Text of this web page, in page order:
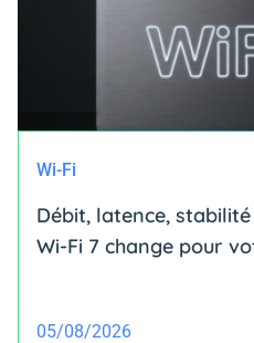
Wi-Fi
Débit, latence,
Wi-Fi 7 change pour
05/08/2026